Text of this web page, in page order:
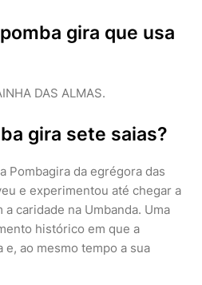
gira que usa
DAS ALMAS.
gira sete saias?
Pombagira da egrégora das
e experimentou até chegar a
caridade na Umbanda. Uma
histórico em que a
ao mesmo tempo a sua